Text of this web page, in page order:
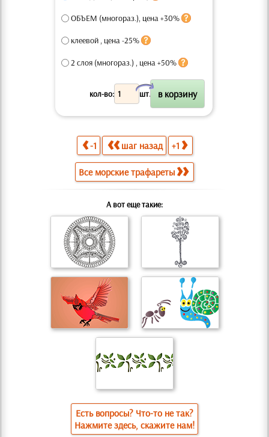
ОБЪЕМ (многораз.), цена +30%
клеевой , цена -25%
2 слоя (многораз.) , цена +50%
кол-во: шт.
X
-1 шаг назад +1
Все морские трафареты
А вот еще такие:
Есть вопросы? Что-то не так?
Нажмите здесь, скажите нам!